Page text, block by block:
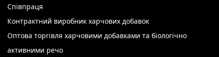
Співпраця
Контрактний виробник харчових добавок
Оптова торгівля харчовими добавками та біологічно
активними речо